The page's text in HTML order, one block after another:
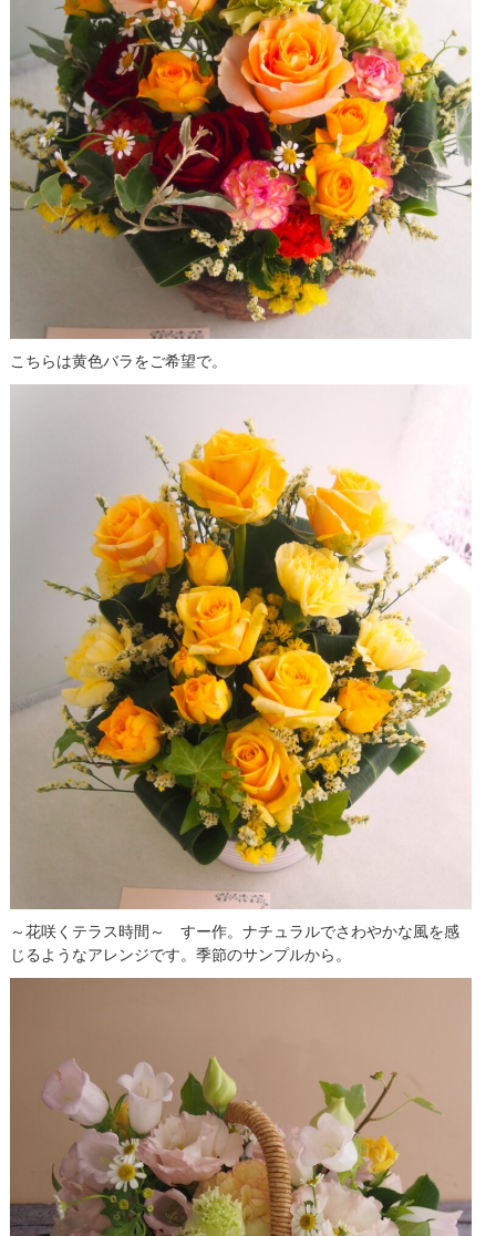
こちらは黄色バラをご希望で。
～花咲く テラス時間～ すー作。ナチュラルでさわやかな風を感
じるようなアレンジです。季節のサンプルから。